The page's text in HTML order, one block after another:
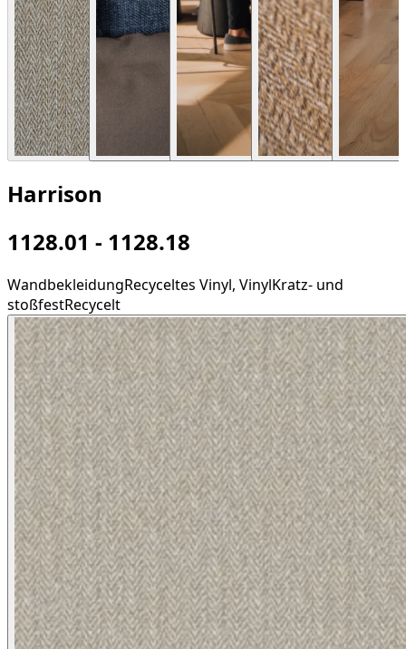
Harrison
1128.01 - 1128.18
WandbekleidungRecyceltes Vinyl, VinylKratz- und
stoßfestRecycelt